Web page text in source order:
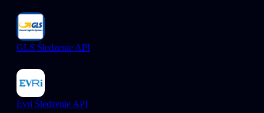
GLS Śledzenie API
Evri Śledzenie API